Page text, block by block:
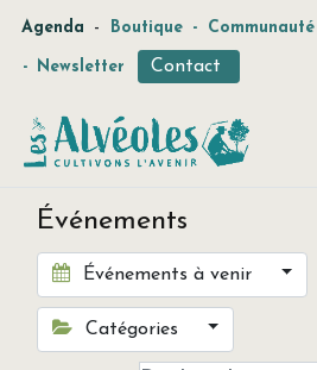
Agenda - Boutique -
- Newsletter Contact
Événements
Événements à venir
Catégories